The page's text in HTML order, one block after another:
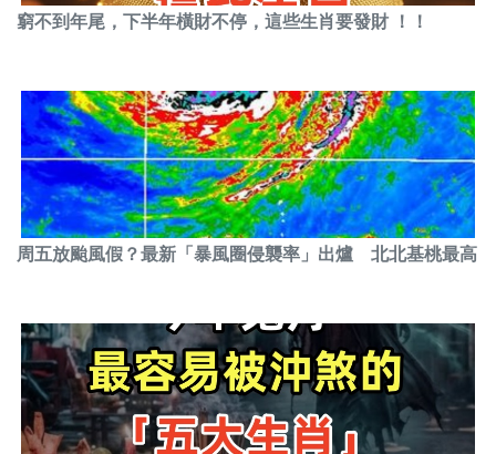
窮不到年尾，下半年橫財不停，這些生肖要發財 ！！
周五放颱風假？最新「暴風圈侵襲率」出爐 北北基桃最高